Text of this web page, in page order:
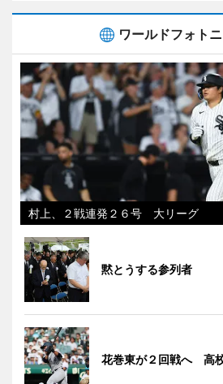
ワールドフォト
村上、２戦連発２６号 大リーグ
黙とうする参列者
花巻東が２回戦へ 高